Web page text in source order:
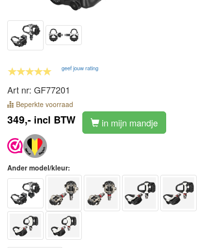
geef jouw rating
Art nr: GF77201
Beperkte voorraad
349,- incl BTW in mijn mandje
Ander model/kleur: